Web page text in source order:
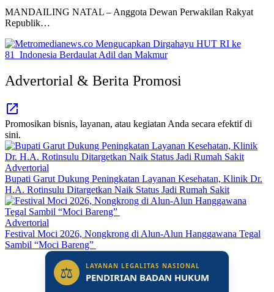
MANDAILING NATAL – Anggota Dewan Perwakilan Rakyat
Republik…
Advertorial & Berita Promosi
Promosikan bisnis, layanan, atau kegiatan Anda secara efektif di
sini.
Advertorial
Bupati Garut Dukung Peningkatan Layanan Kesehatan, Klinik Dr.
H.A. Rotinsulu Ditargetkan Naik Status Jadi Rumah Sakit
Advertorial
Festival Moci 2026, Nongkrong di Alun-Alun Hanggawana Tegal
Sambil “Moci Bareng”
⚖ LAYANAN LEGALITAS NASIONAL
PENDIRIAN BADAN HUKUM